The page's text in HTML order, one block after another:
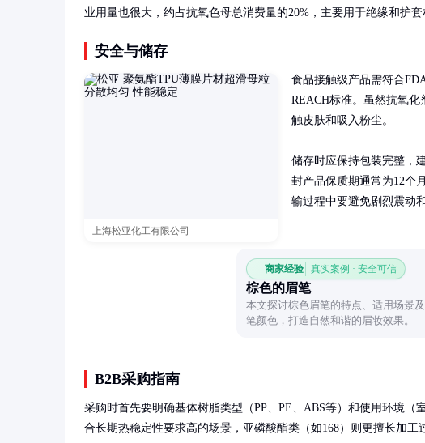
业用量也很大，约占抗氧色母总消费量的20%，主要用于绝缘和护套
安全与储存
上海松亚化工有限公司
食品接触级产品需符合
REACH标准。虽然抗氧
触皮肤和吸入粉尘。
储存时应保持包装完整，
封产品保质期通常为12个
输过程中要避免剧烈震动
商家经验 真实案例 · 安全可信
棕色的眉笔
本文探讨棕色眉笔的特点、适用场景
笔颜色，打造自然和谐的眉妆效果。
B2B采购指南
采购时首先要明确基体树脂类型（PP、PE、ABS等）和使用环境（
合长期热稳定性要求高的场景，亚磷酸酯类（如168）则更擅长加工